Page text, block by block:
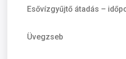
Esővízgyűjtő átadás –
Üvegzseb